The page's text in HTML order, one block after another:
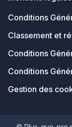
Conditions
Classement et
Conditions
Conditions
Gestion des